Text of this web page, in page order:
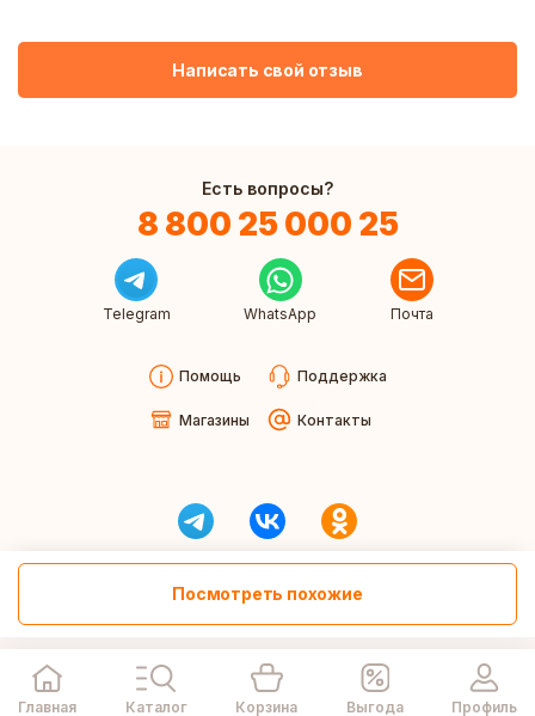
Посмотреть похожие
Написать свой отзыв
Есть вопросы?
8 800 25 000 25
Telegram WhatsApp Почта
Помощь Поддержка
Магазины Контакты
Главная Каталог Корзина Выгода Профиль